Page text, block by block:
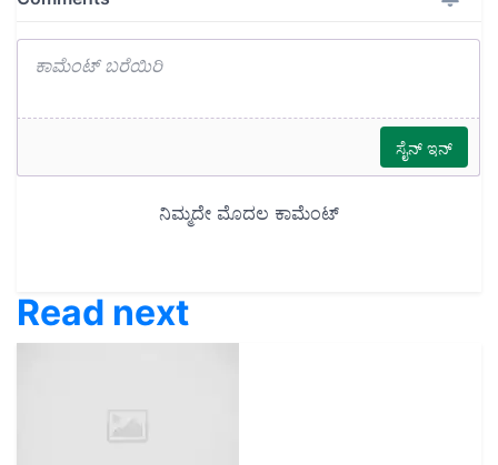
Read next